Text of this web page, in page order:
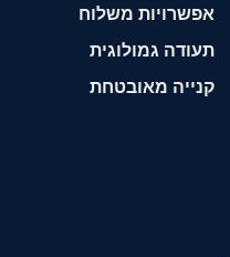
אפשרויות משלוח
תעודה גמולוגית
קנייה מאובטחת